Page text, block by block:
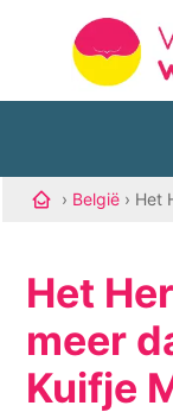
› België › Het
Het
meer
Kuifje